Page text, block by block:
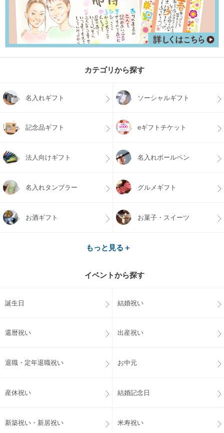
カテゴリから探す
名入れギフト ソーシャルギフト
記念品ギフト eギフトチケット
法人向けギフト 名入れボールペン
名入れタンブラー グルメギフト
お酒ギフト お菓子・スイーツ
もっと見る＋
イベントから探す
誕生日 結婚祝い
還暦祝い 出産祝い
退職・定年退職祝い お中元
産休祝い 結婚記念日
新築祝い・新居祝い 米寿祝い